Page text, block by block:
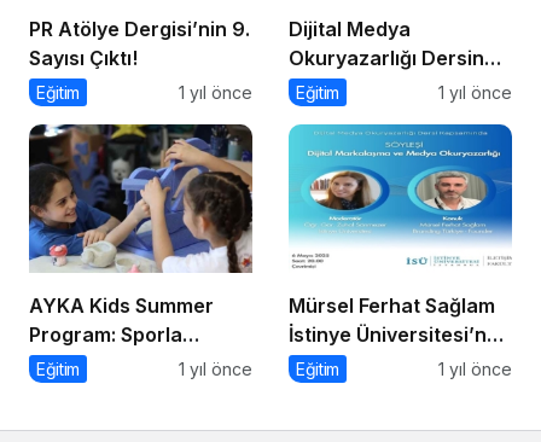
PR Atölye Dergisi’nin 9.
Sayısı Çıktı!
Eğitim 1 yıl önce
Dijital Medya
Okuryazarlığı Dersinde
Dijital Markalaşma
Eğitim 1 yıl önce
AYKA Kids Summer
Program: Sporla
Geleceğe Yönelik Bir
Eğitim 1 yıl önce
Mürsel Ferhat Sağlam
İstinye Üniversitesi’nde
Dijital Medya
Eğitim 1 yıl önce